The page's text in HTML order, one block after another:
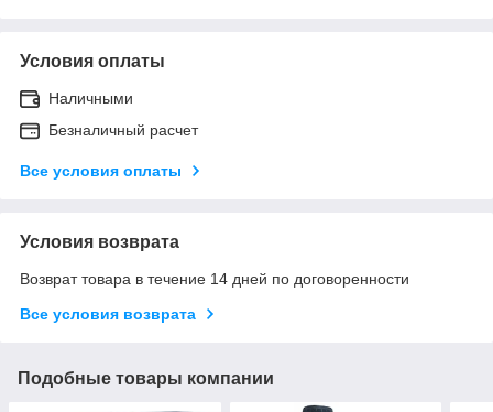
Условия оплаты
Наличными
Безналичный расчет
Все условия оплаты
Условия возврата
Возврат товара в течение 14 дней по договоренности
Все условия возврата
Подобные товары компании